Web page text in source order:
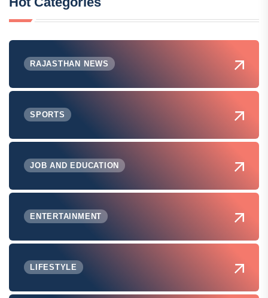
RAJASTHAN NEWS
SPORTS
JOB AND EDUCATION
ENTERTAINMENT
LIFESTYLE